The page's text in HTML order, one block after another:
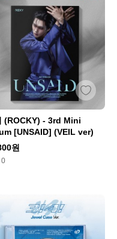
(ROCKY) - 3rd Mini
[UNSAID] (VEIL ver)
원
0